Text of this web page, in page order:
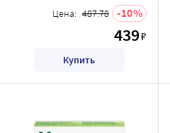
Цена: 487.78 10
439₽
Купить